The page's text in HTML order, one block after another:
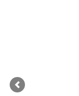
Previous